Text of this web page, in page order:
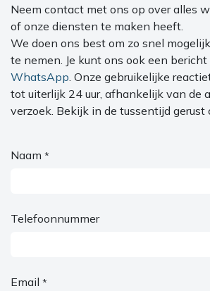
Neem contact met ons op over alles
of onze diensten te maken heeft.
We doen ons best om zo snel
te nemen. Je kunt ons ook een bericht
WhatsApp. Onze gebruikelijke
tot uiterlijk 24 uur, afhankelijk van de
verzoek. Bekijk in de tussentijd gerust
Naam *
Telefoonnummer
Email *